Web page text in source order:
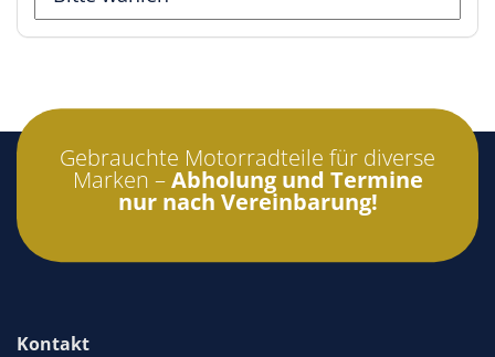
Gebrauchte Motorradteile für diverse
Marken –Abholung und Termine
nur nach Vereinbarung!
Kontakt